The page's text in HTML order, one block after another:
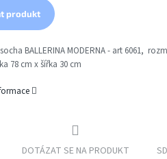
produkt
BALLERINA MODERNA - art 6061,
78 cm x šířka 30 cm
DOTÁZAT SE NA PRODUKT